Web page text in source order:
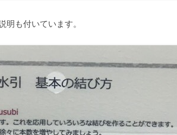
明も付いています。